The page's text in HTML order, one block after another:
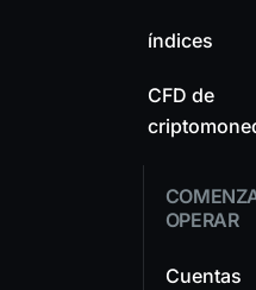
índices
CFD de
OPERAR
Cuentas